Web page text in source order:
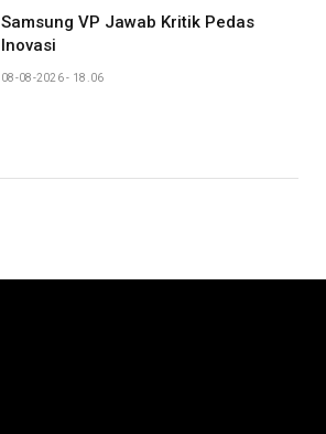
Samsung VP Jawab Kritik Pedas
Inovasi
08-08-2026 - 18.06